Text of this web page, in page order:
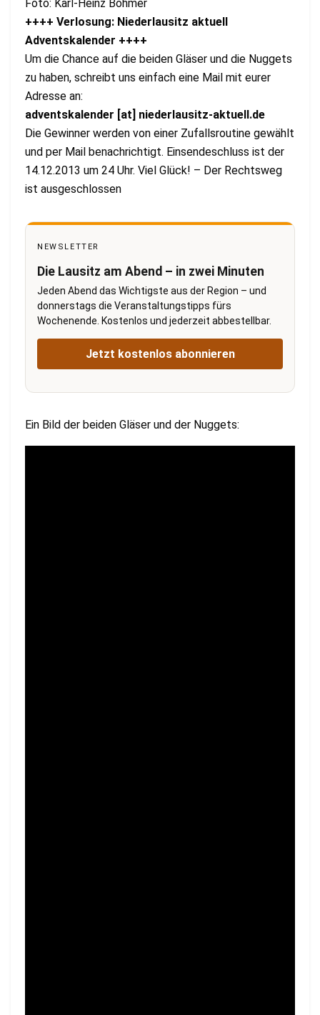
Foto: Karl-Heinz Böhmer
++++ Verlosung: Niederlausitz aktuell
Adventskalender ++++
Um die Chance auf die beiden Gläser und die Nuggets
zu haben, schreibt uns einfach eine Mail mit eurer
Adresse an:
adventskalender [at] niederlausitz-aktuell.de
Die Gewinner werden von einer Zufallsroutine gewählt
und per Mail benachrichtigt. Einsendeschluss ist der
14.12.2013 um 24 Uhr. Viel Glück! – Der Rechtsweg
ist ausgeschlossen
NEWSLETTER
Die Lausitz am Abend – in zwei Minuten
Jeden Abend das Wichtigste aus der Region – und
donnerstags die Veranstaltungstipps fürs
Wochenende. Kostenlos und jederzeit abbestellbar.
Jetzt kostenlos abonnieren
Ein Bild der beiden Gläser und der Nuggets: